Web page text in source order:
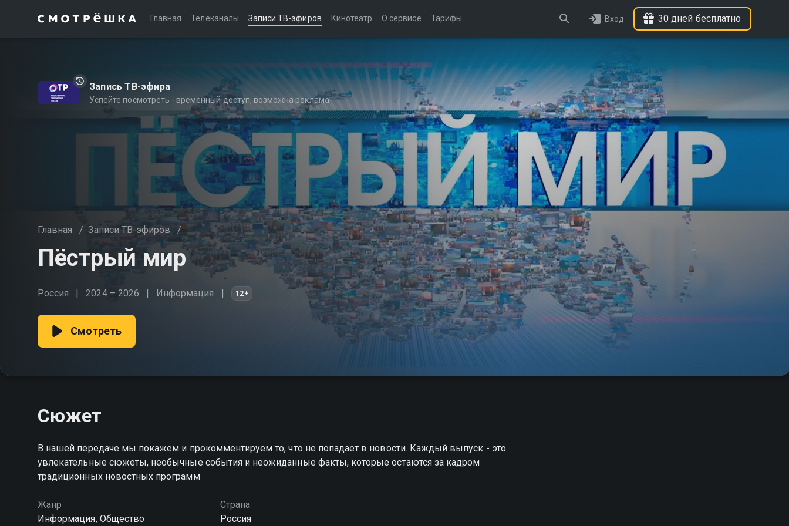
Главная Телеканалы Записи ТВ-эфиров Кинотеатр О сервисе Тарифы Вход 30 дней бесплатно
Запись ТВ-эфира
Успейте посмотреть - временный доступ, возможна реклама
Главная / Записи ТВ-эфиров /
Пёстрый мир
Россия 2024 – 2026 Информация 12+
Смотреть
Сюжет
В нашей передаче мы покажем и прокомментируем то, что не попадает в новости. Каждый выпуск - это
увлекательные сюжеты, необычные события и неожиданные факты, которые остаются за кадром
традиционных новостных программ
Жанр
Информация, Общество
Страна
Россия